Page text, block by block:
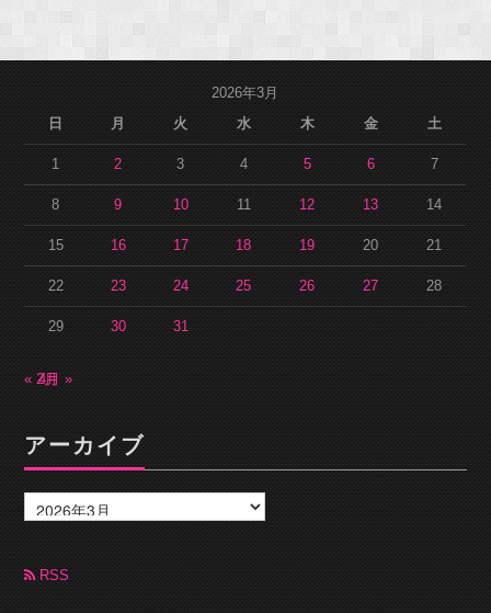
2026年3月
日
月 火 水 木 金 土
1 2 3 4 5 6 7
8 9 10 11 12 13 14
15 16 17 18 19 20 21
22 23 24 25 26 27 28
29 30 31
« 2月4月 »
アーカイブ
ー
カ
ブRSS